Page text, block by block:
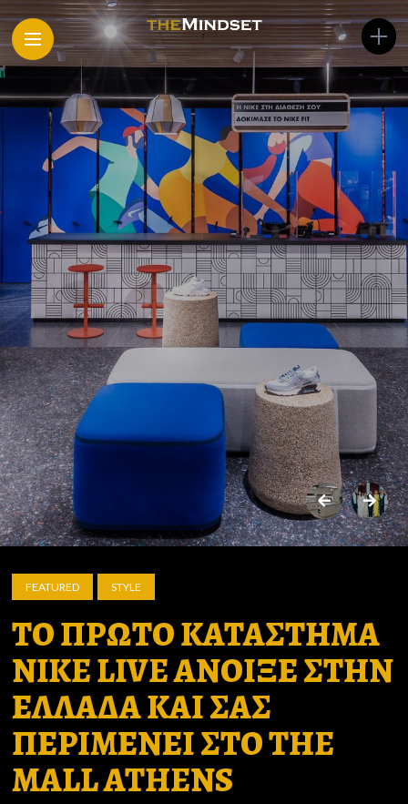
FEATURED STYLE
ΤΟ ΠΡΩΤΟ ΚΑΤΑΣΤΗΜΑ
NIKE LIVE ΑΝΟΙΞΕ ΣΤΗΝ
ΕΛΛΑΔΑ ΚΑΙ ΣΑΣ
ΠΕΡΙΜΕΝΕΙ ΣΤΟ THE
MALL ATHENS